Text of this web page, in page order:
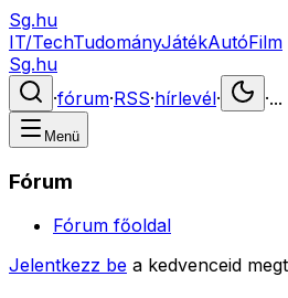
Sg.hu
IT/TechTudományJátékAutóFilm
Sg.hu
·fórum·RSS·hírlevél· ·...
Menü
Fórum
Fórum főoldal
Jelentkezz be a kedvenceid